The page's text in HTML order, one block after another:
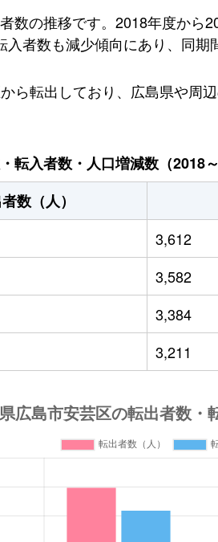
数の推移です。2018年度か
者数も減少傾向にあり、同
ら転出しており、広島県や周
転入者数・人口増減数（2018～
数（人）
3,612
3,582
3,384
3,211